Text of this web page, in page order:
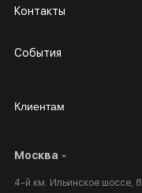
Москва
4-й км. Ильинское шоссе, 8
Контакты
События
Клиентам
Личный кабинет
Вопросы и ответы
Сотрудничество
Выставка в галерее